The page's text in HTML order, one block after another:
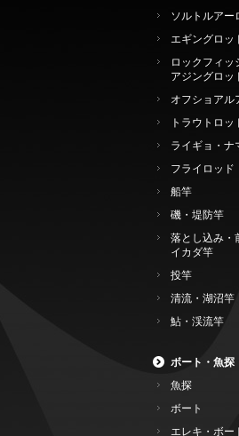
ソルトルアー
エギングロッ
ロックフィッ
アジングロッ
オフショアル
トラウトロッ
ライギョ・ナ
フライロッド
船竿
磯・堤防竿
落とし込み・
イカダ竿
投竿
清流・湖沼竿
鮎・渓流竿
ボート・魚探
魚探
ボート
エレキ・ボー